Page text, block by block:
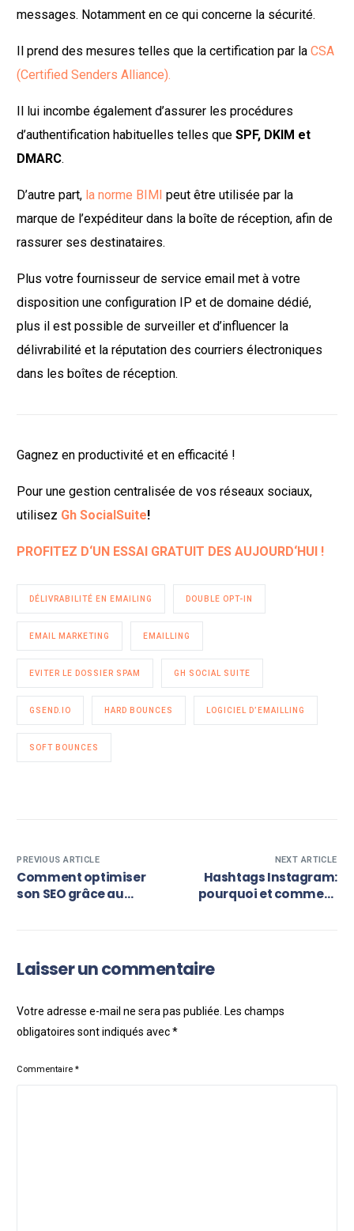
messages. Notamment en ce qui concerne la sécurité.
Il prend des mesures telles que la certification par laCSA
(Certified Senders Alliance).
Il lui incombe également d’assurer les procédures
d’authentification habituelles telles queSPF, DKIM et
DMARC.
D’autre part, la norme BIMI peut être utilisée par la
marque de l’expéditeur dans la boîte de réception, afin de
rassurer ses destinataires.
Plus votre fournisseur de service email met à votre
disposition une configuration IP et de domaine dédié,
plus il est possible de surveiller et d’influencer la
délivrabilité et la réputation des courriers électroniques
dans les boîtes de réception.
Gagnez en productivité et en efficacité !
Pour une gestion centralisée de vos réseaux sociaux,
utilisez Gh SocialSuite!
PROFITEZ D‘UN ESSAI GRATUIT DES AUJOURD‘HUI !
DÉLIVRABILITÉ EN EMAILING DOUBLE OPT-IN
EMAIL MARKETING EMAILLING
EVITER LE DOSSIER SPAM GH SOCIAL SUITE
GSEND.IO HARD BOUNCES LOGICIEL D’EMAILLING
SOFT BOUNCES
PREVIOUS ARTICLE
Comment optimiser
son SEO grâce au
NEXT ARTICLE
Hashtags Instagram:
pourquoi et comment
Laisser un commentaire
Votre adresse e-mail ne sera pas publiée. Les champs
obligatoires sont indiqués avec*
Commentaire*